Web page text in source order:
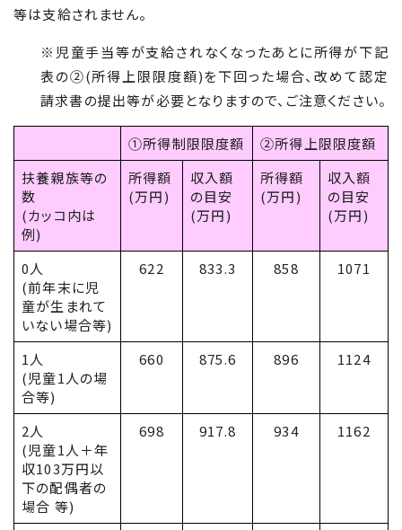
等は支給されません。
※児童手当等が支給されなくなったあとに所得が下記
表の②(所得上限限度額)を下回った場合、改めて認定
請求書の提出等が必要となりますので、ご注意ください。
①所得制限限度額
②所得上限限度額
扶養親族等の
数
(カッコ内は
例)
所得額
(万円)
収入額
の目安
(万円)
所得額
(万円)
収入額
の目安
(万円)
0人
(前年末に児
童が生まれて
いない場合等)
622 833.3 858 1071
1人
(児童1人の場
合等)
660 875.6 896 1124
2人
(児童1人＋年
収103万円以
下の配偶者の
場合 等)
698 917.8 934 1162